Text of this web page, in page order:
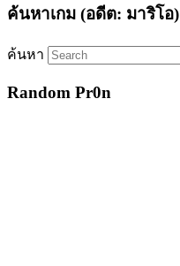
ค้นหาเกม (อดีต: มาริโอ)
ค้นหา
Random Pr0n